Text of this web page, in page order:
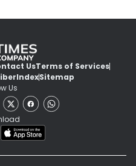
UsTerms of Services
IndexSitemap
Us